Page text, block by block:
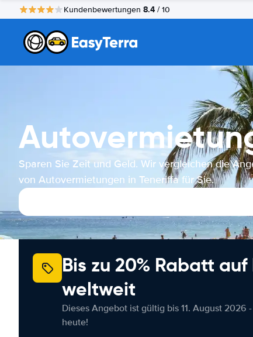
Kundenbewertungen 8.4 / 10
Sparen Sie Zeit und Geld. Wir vergleichen die
von Autovermietungen in Teneriffa für Sie.
Bis zu 20% Rabatt
weltweit
Dieses Angebot ist gültig bis 11. August 2026
heute!